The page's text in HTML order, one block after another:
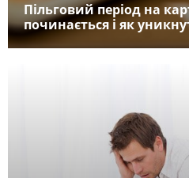
Пільговий період на
починається і як